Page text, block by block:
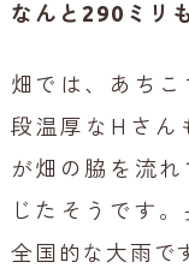
なんと290ミリ
畑では、あち
段温厚なHさん
が畑の脇を流
じたそうです
全国的な大雨で